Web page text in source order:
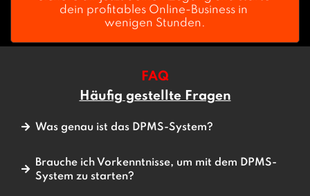
dein profitables Online-Business in
wenigen Stunden.
FAQ
Häufig gestellte Fragen
Was genau ist das DPMS-System?
Brauche ich Vorkenntnisse, um mit dem DPMS-
System zu starten?